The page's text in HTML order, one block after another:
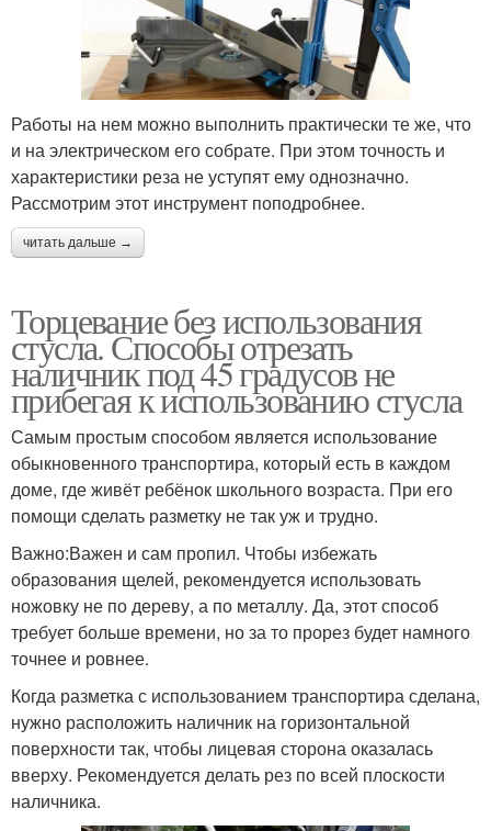
Работы на нем можно выполнить практически те же, что
и на электрическом его собрате. При этом точность и
характеристики реза не уступят ему однозначно.
Рассмотрим этот инструмент поподробнее.
читать дальше →
Торцевание без использования
стусла. Способы отрезать
наличник под 45 градусов не
прибегая к использованию стусла
Самым простым способом является использование
обыкновенного транспортира, который есть в каждом
доме, где живёт ребёнок школьного возраста. При его
помощи сделать разметку не так уж и трудно.
Важно:Важен и сам пропил. Чтобы избежать
образования щелей, рекомендуется использовать
ножовку не по дереву, а по металлу. Да, этот способ
требует больше времени, но за то прорез будет намного
точнее и ровнее.
Когда разметка с использованием транспортира сделана,
нужно расположить наличник на горизонтальной
поверхности так, чтобы лицевая сторона оказалась
вверху. Рекомендуется делать рез по всей плоскости
наличника.